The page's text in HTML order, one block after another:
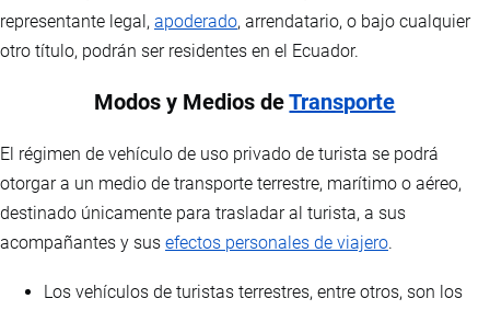
representante legal, apoderado, arrendatario, o bajo cualquier
otro título, podrán ser residentes en el Ecuador.
Modos y Medios deTransporte
El régimen de vehículo de uso privado de turista se podrá
otorgar a un medio de transporte terrestre, marítimo o aéreo,
destinado únicamente para trasladar al turista, a sus
acompañantes y sus efectos personales de viajero.
Los vehículos de turistas terrestres, entre otros, son los